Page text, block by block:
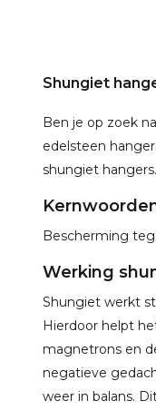
Shungiet
Ben je op zoek
edelsteen
shungiet
Bescherming
Werking
Shungiet werkt
Hierdoor helpt
magnetrons en
negatieve
weer in balans.